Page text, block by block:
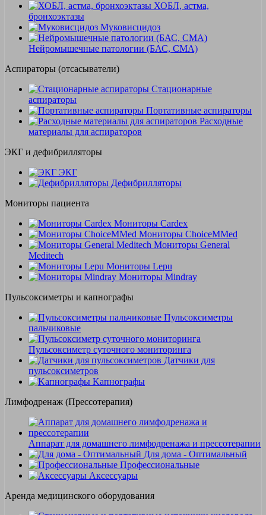
ХОБЛ, астма,
бронхоэктазы
Муковисцидоз
Нейромышечные патологии (БАС, СМА)
Аспираторы (отсасыватели)
Стационарные
аспираторы
Портативные аспираторы
Расходные
материалы для аспираторов
ЭКГ и дефибрилляторы
ЭКГ
Дефибрилляторы
Мониторы пациента
Мониторы Cardex
Мониторы ChoiceMMed
Мониторы General
Meditech
Мониторы Lepu
Мониторы Mindray
Пульсоксиметры и капнографы
Пульсоксиметры
пальчиковые
Пульсоксиметр суточного мониторинга
Датчики для
пульсоксиметров
Kапнографы
Лимфодренаж (Прессотерапия)
Аппарат для домашнего лимфодренажа и прессотерапии
Для дома - Оптимальный
Профессиональные
Аксессуары
Аренда медицинского оборудования